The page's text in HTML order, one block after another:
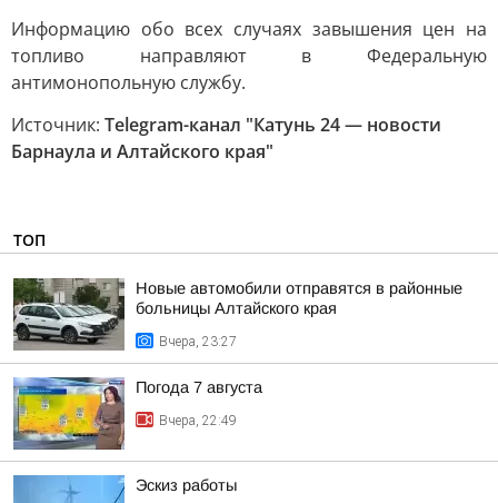
Информацию обо всех случаях завышения цен на
топливо направляют в Федеральную
антимонопольную службу.
Источник: Telegram-канал "Катунь 24 — новости
Барнаула и Алтайского края"
ТОП
Новые автомобили отправятся в районные
больницы Алтайского края
Вчера, 23:27
Погода 7 августа
Вчера, 22:49
Эскиз работы